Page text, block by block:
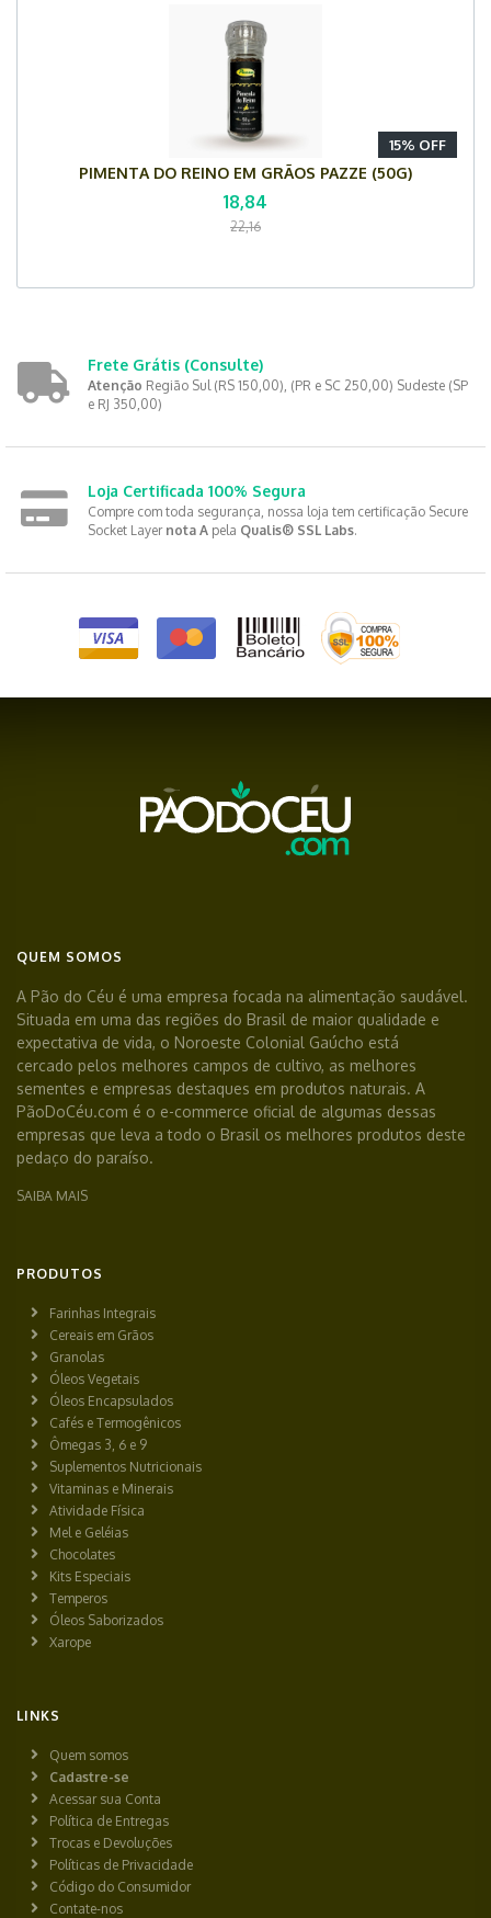
15% OFF
PIMENTA DO REINO EM GRÃOS PAZZE (50G)
18,84
22,16
Frete Grátis (Consulte)
Atenção Região Sul (RS 150,00), (PR e SC 250,00) Sudeste (SP
e RJ 350,00)
Loja Certificada 100% Segura
Compre com toda segurança, nossa loja tem certificação Secure
Socket Layer nota A pela Qualis® SSL Labs.
QUEM SOMOS
A Pão do Céu é uma empresa focada na alimentação saudável.
Situada em uma das regiões do Brasil de maior qualidade e
expectativa de vida, o Noroeste Colonial Gaúcho está
cercado pelos melhores campos de cultivo, as melhores
sementes e empresas destaques em produtos naturais. A
PãoDoCéu.com é o e-commerce oficial de algumas dessas
empresas que leva a todo o Brasil os melhores produtos deste
pedaço do paraíso.
SAIBA MAIS
PRODUTOS
Farinhas Integrais
Cereais em Grãos
Granolas
Óleos Vegetais
Óleos Encapsulados
Cafés e Termogênicos
Ômegas 3, 6 e 9
Suplementos Nutricionais
Vitaminas e Minerais
Atividade Física
Mel e Geléias
Chocolates
Kits Especiais
Temperos
Óleos Saborizados
Xarope
LINKS
Quem somos
Cadastre-se
Acessar sua Conta
Política de Entregas
Trocas e Devoluções
Políticas de Privacidade
Código do Consumidor
Contate-nos